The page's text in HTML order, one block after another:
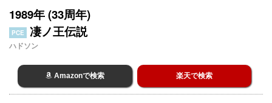
1989年 (33周年)
PCE 凄ノ王伝説
ハドソン
Amazonで検索 楽天で検索